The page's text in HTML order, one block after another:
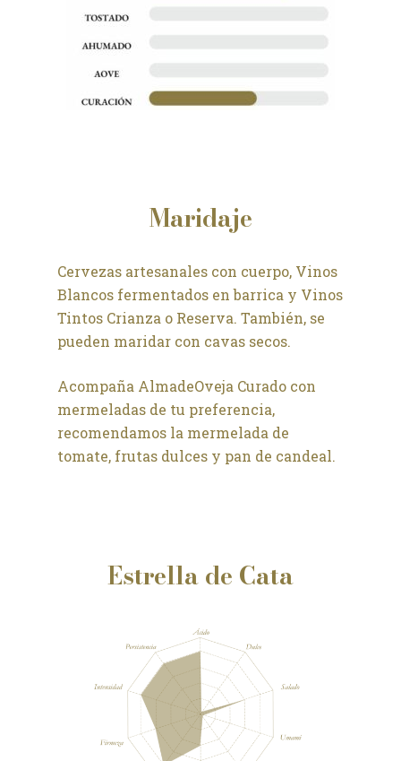
Maridaje
Cervezas artesanales con cuerpo, Vinos
Blancos fermentados en barrica y Vinos
Tintos Crianza o Reserva. También, se
pueden maridar con cavas secos.
Acompaña AlmadeOveja Curado con
mermeladas de tu preferencia,
recomendamos la mermelada de
tomate, frutas dulces y pan de candeal.
Estrella de Cata